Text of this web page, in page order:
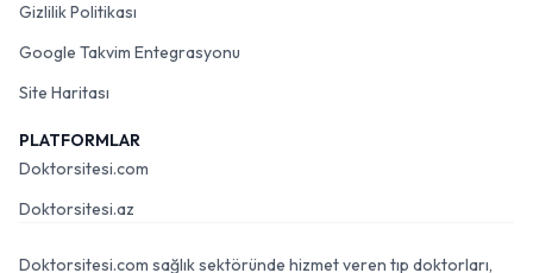
Gizlilik Politikası
Google Takvim Entegrasyonu
Site Haritası
PLATFORMLAR
Doktorsitesi.com
Doktorsitesi.az
Doktorsitesi.com sağlık sektöründe hizmet veren tıp doktorları,